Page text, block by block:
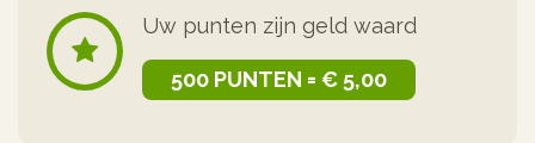
Uw punten zijn geld waard
500 PUNTEN = € 5,00